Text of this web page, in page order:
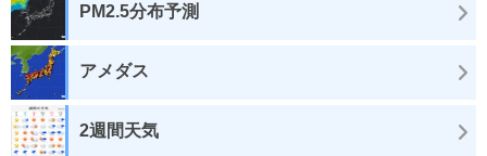
PM2.5分布予測
アメダス
2週間天気